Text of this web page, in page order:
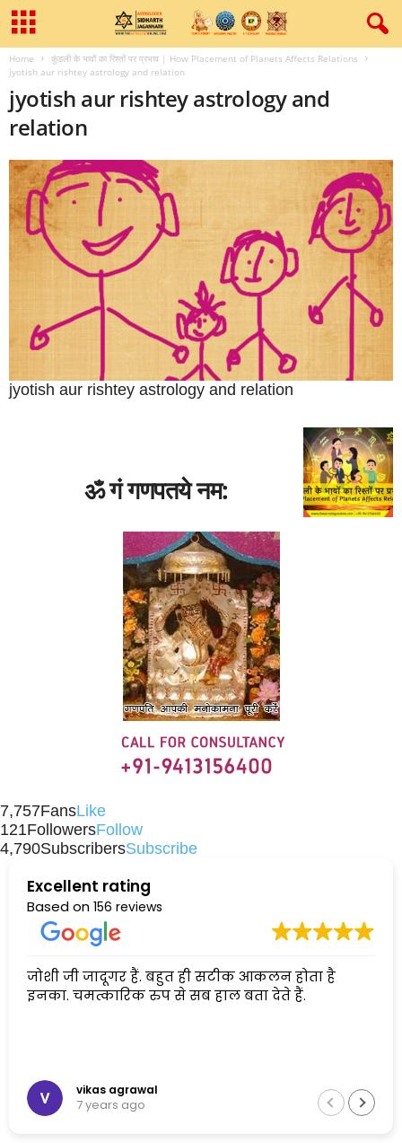
Home
कुंडली के भावों का रिश्तों पर प्रभाव | How Placement of Planets Affects Relations
jyotish aur rishtey astrology and relation
jyotish aur rishtey astrology and
relation
jyotish aur rishtey astrology and relation
ॐ गं गणपतये नम:
7,757FansLike
121FollowersFollow
4,790SubscribersSubscribe
Excellent rating
Based on 156 reviews
जोशी जी जादूगर हैं. बहुत ही सटीक आकलन होता है
इनका. चमत्कारिक रुप से सब हाल बता देते हैं.
vikas agrawal
7 years ago